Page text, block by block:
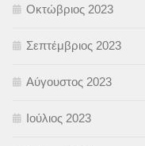
Οκτώβριος 2023
Σεπτέμβριος 2023
Αύγουστος 2023
Ιούλιος 2023